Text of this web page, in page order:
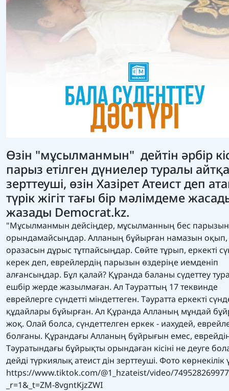
Өзін "мұсылманмын" дейтін әрбір
парыз етілген дүниелер туралы
зерттеуші, өзін Хазірет Атеист деп
түрік жігіт тағы бір мәлімдеме
жазады Democrat.kz.
"Мұсылманмын дейсіңдер, мұсылманның бес парызын
орындамайсыңдар. Алланың бұйырған намазын оқып,
оразасын дұрыс тұтпайсыңдар. Сөйте тұрып, еркекті
керек деп, еврейлердің парызын өздеріңе иемденіп
алғансыңдар. Бұл қалай? Құранда баланы сүдеттеу
ешбір жерде жазылмаған. Ал Тәураттың 17 теквинде
еврейлерге сүндетті міндеттеген. Тәуратта еркекті
құдайлары бұйырған. Ал Құранда Алланың мұндай
жоқ. Олай болса, сүндеттелген еркек - иахудей,
болғаны. Құрандағы Алланың бұйрығын емес,
Тәуратындағы бұйрықты орындаған кісіні не деуге
дейді түркиялық атеист дін зерттеуші. Фото көрнекілік
https://www.tiktok.com/@1_hzateist/video/
_r=1&_t=ZM-8vgntKjzZWI